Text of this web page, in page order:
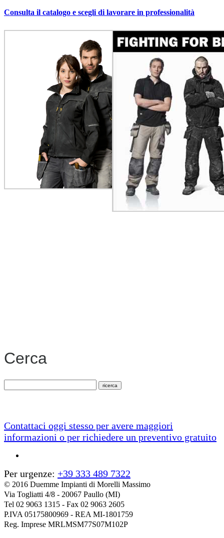
Consulta il catalogo e scegli di lavorare in professionalità
Cerca
Contattaci oggi stesso per avere maggiori
informazioni o per richiedere un preventivo gratuito
Per urgenze: +39 333 489 7322
© 2016 Duemme Impianti di Morelli Massimo
Via Togliatti 4/8 - 20067 Paullo (MI)
Tel 02 9063 1315 - Fax 02 9063 2605
P.IVA 05175800969 - REA MI-1801759
Reg. Imprese MRLMSM77S07M102P